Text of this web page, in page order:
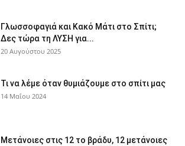
Γλωσσοφαγιά και Κακό Μάτι στο Σπίτι;
Δες τώρα τη ΛΥΣΗ για...
20 Αυγούστου 2025
Τι να λέμε όταν θυμιάζουμε στο σπίτι μας
14 Μαΐου 2024
Μετάνοιες στις 12 το βράδυ, 12 μετάνοιες